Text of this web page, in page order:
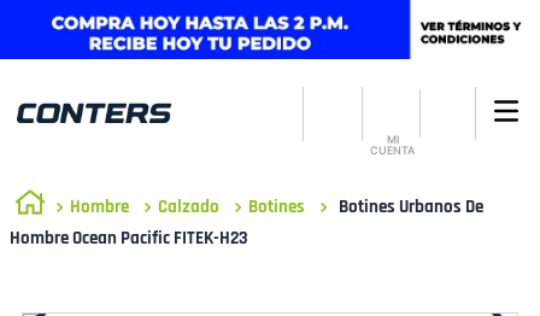
MI
CUENTA
Hombre Calzado Botines
Botines Urbanos De
Hombre Ocean Pacific FITEK-H23